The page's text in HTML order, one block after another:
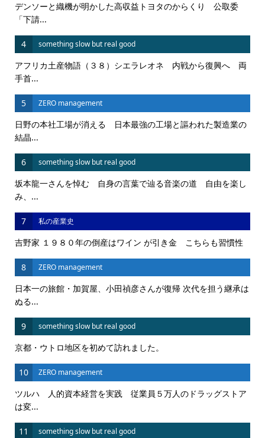
デンソーと織機が明かした高収益トヨタのからくり 公取委
「下請...
4 something slow but real good
アフリカ土産物語（３８）シエラレオネ 内戦から復興へ 両
手首...
5 ZERO management
日野の本社工場が消える 日本最強の工場と謳われた製造業の
結晶...
6 something slow but real good
坂本龍一さんを悼む 自身の言葉で辿る音楽の道 自由を楽し
み、...
7 私の産業史
吉野家 １９８０年の倒産はワイン が引き金 こちらも習慣性
8 ZERO management
日本一の旅館・加賀屋、小田禎彦さんが復帰 次代を担う継承は
ぬる...
9 something slow but real good
京都・ウトロ地区を初めて訪れました。
10 ZERO management
ツルハ 人的資本経営を実践 従業員５万人のドラッグストア
は変...
11 something slow but real good